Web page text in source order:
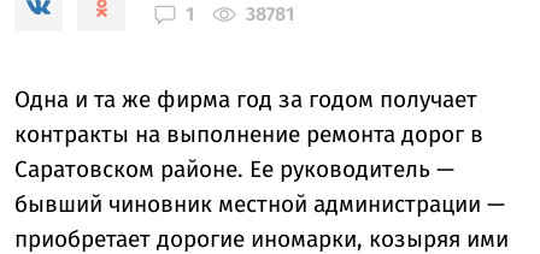
1 38781
Одна и та же фирма год за годом получает
контракты на выполнение ремонта дорог в
Саратовском районе. Ее руководитель —
бывший чиновник местной администрации —
приобретает дорогие иномарки, козыряя ими